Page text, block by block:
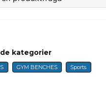
kategorier
GYM BENCHES Sports